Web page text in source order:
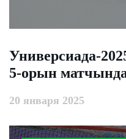
Универсиада-
5-орын
20 января 2025